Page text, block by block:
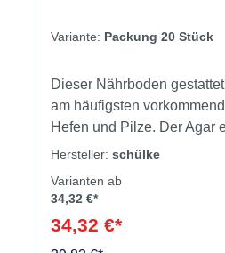
Variante: Packung 20 Stück
Dieser Nährboden
am häufigsten
Hefen und Pilze. Der Agar
Tween zur Neutralisierung
Desinfektionsmitteln mit
AnwendungKeine
Hersteller: schülke
Varianten ab
34,32 €*
34,32 €*